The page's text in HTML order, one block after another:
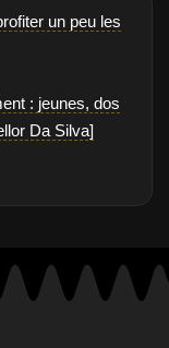
un peu les
: jeunes, dos
Da Silva]